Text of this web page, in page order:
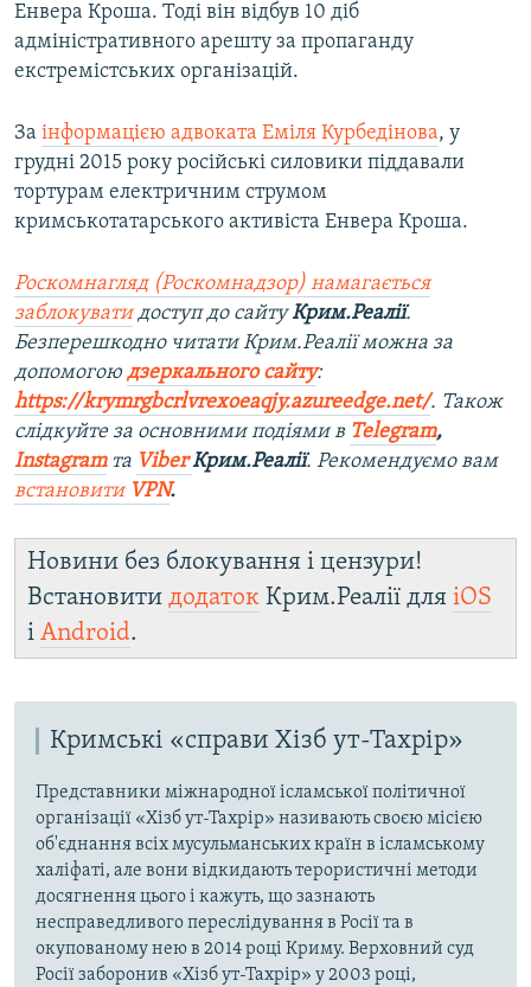
Енвера Кроша. Тоді він відбув 10 діб
адміністративного арешту за пропаганду
екстремістських організацій.
За інформацією адвоката Еміля Курбедінова, у
грудні 2015 року російські силовики піддавали
тортурам електричним струмом
кримськотатарського активіста Енвера Кроша.
Роскомнагляд (Роскомнадзор) намагається
заблокуватидоступ до сайтуКрим.Реалії.
Безперешкодно читати Крим.Реалії можна за
допомогою дзеркального сайту:
https://krymrgbcrlvrexoeaqjy.azureedge.net/. Також
слідкуйте за основними подіями в Telegram,
Instagramта ViberКрим.Реалії. Рекомендуємо вам
встановити VPN.
Новини без блокування і цензури!
Встановити додаток Крим.Реалії для iOS
і Android.
Кримські «справи Хізб ут-Тахрір»
Представники міжнародної ісламської політичної
організації «Хізб ут-Тахрір» називають своєю місією
об'єднання всіх мусульманських країн в ісламському
халіфаті, але вони відкидають терористичні методи
досягнення цього і кажуть, що зазнають
несправедливого переслідування в Росії та в
окупованому нею в 2014 році Криму. Верховний суд
Росії заборонив «Хізб ут-Тахрір» у 2003 році,